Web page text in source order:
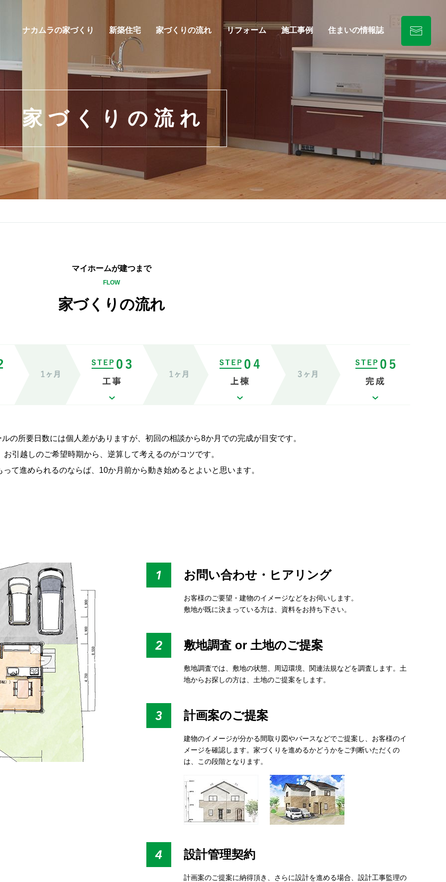
ナカムラの家づくり 新築住宅 家づくりの流れ リフォーム 施工事例 住まいの情報誌
家づくりの流れ
マイホームが建つまで
FLOW
家づくりの流れ
の所要日数には個人差がありますが、初回の相談から8か月での完成が目安です。
お引越しのご希望時期から、逆算して考えるのがコツです。
って進められるのならば、10か月前から動き始めるとよいと思います。
お問い合わせ・ヒアリング
お客様のご要望・建物のイメージなどをお伺いします。
敷地が既に決まっている方は、資料をお持ち下さい。
敷地調査 or 土地のご提案
敷地調査では、敷地の状態、周辺環境、関連法規などを調査します。土
地からお探しの方は、土地のご提案をします。
計画案のご提案
建物のイメージが分かる間取り図やパースなどでご提案し、お客様のイ
メージを確認します。家づくりを進めるかどうかをご判断いただくの
は、この段階となります。
設計管理契約
計画案のご提案に納得頂き、さらに設計を進める場合、設計工事監理の